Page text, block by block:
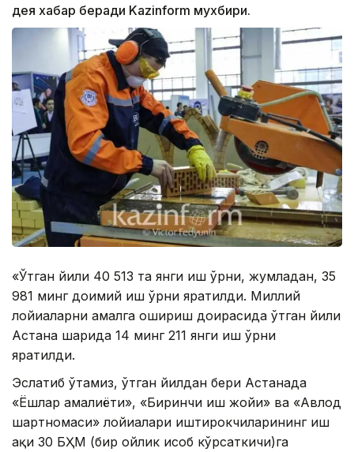
дея хабар беради Kazinform мухбири.
«Ўтган йили 40 513 та янги иш ўрни, жумладан, 35
981 минг доимий иш ўрни яратилди. Миллий
лойиҳаларни амалга ошириш доирасида ўтган йили
Астана шаҳрида 14 минг 211 янги иш ўрни
яратилди.
Эслатиб ўтамиз, ўтган йилдан бери Астанада
«Ёшлар амалиёти», «Биринчи иш жойи» ва «Авлод
шартномаси» лойиҳалари иштирокчиларининг иш
ҳақи 30 БҲМ (бир ойлик ҳисоб кўрсаткичи)га